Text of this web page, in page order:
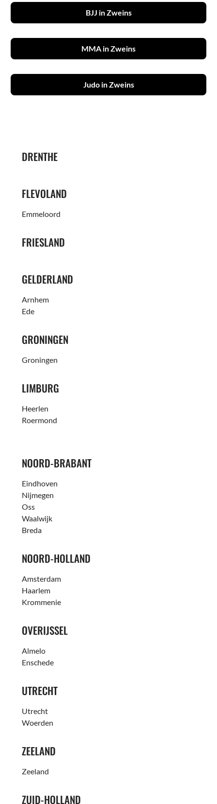
BJJ in Zweins
MMA in Zweins
Judo in Zweins
DRENTHE
FLEVOLAND
Emmeloord
FRIESLAND
GELDERLAND
Arnhem
Ede
GRONINGEN
Groningen
LIMBURG
Heerlen
Roermond
NOORD-BRABANT
Eindhoven
Nijmegen
Oss
Waalwijk
Breda
NOORD-HOLLAND
Amsterdam
Haarlem
Krommenie
OVERIJSSEL
Almelo
Enschede
UTRECHT
Utrecht
Woerden
ZEELAND
Zeeland
ZUID-HOLLAND